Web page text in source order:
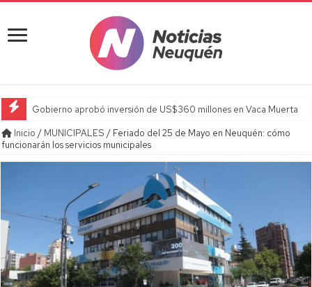
Gobierno aprobó inversión de US$360 millones en Vaca Muerta
Inicio / MUNICIPALES / Feriado del 25 de Mayo en Neuquén: cómo
funcionarán los servicios municipales